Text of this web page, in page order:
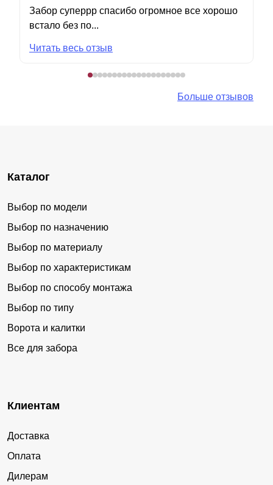
Забор суперрр спасибо огромное все хорошо
встало без по...
Читать весь отзыв
Больше отзывов
Каталог
Выбор по модели
Выбор по назначению
Выбор по материалу
Выбор по характеристикам
Выбор по способу монтажа
Выбор по типу
Ворота и калитки
Все для забора
Клиентам
Доставка
Оплата
Дилерам